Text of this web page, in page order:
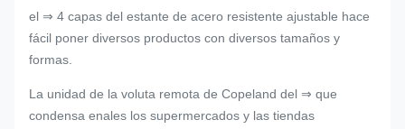
el ⇒ 4 capas del estante de acero resistente ajustable hace
fácil poner diversos productos con diversos tamaños y
formas.
La unidad de la voluta remota de Copeland del ⇒ que
condensa enales los supermercados y las tiendas